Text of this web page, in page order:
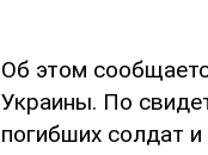
Об этом
Украины. По
погибших солдат